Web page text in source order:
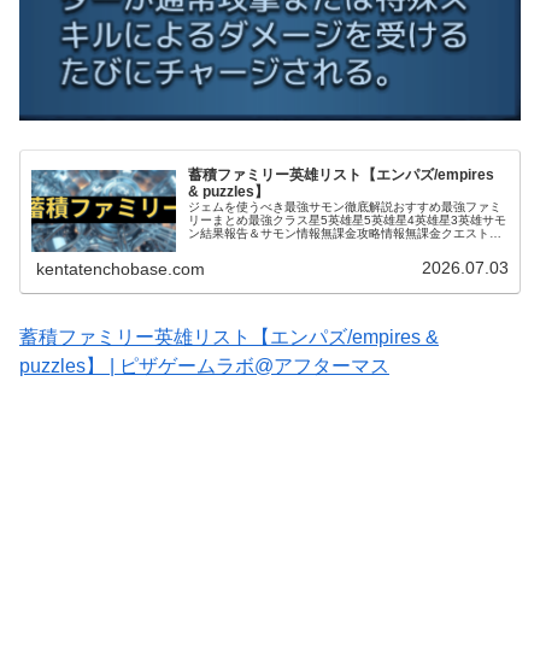
蓄積ファミリー英雄リスト【エンパズ/empires
& puzzles】
ジェムを使うべき最強サモン徹底解説おすすめ最強ファミ
リーまとめ最強クラス星5英雄星5英雄星4英雄星3英雄サモ
ン結果報告＆サモン情報無課金攻略情報無課金クエスト攻
kentatenchobase.com 2026.07.03
蓄積ファミリー英雄リスト【エンパズ/empires &
puzzles】 | ピザゲームラボ@アフターマス